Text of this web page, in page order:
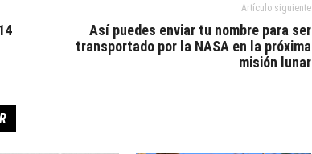
Artículo siguiente
Así puedes enviar tu nombre para ser
transportado por la NASA en la próxima
misión lunar